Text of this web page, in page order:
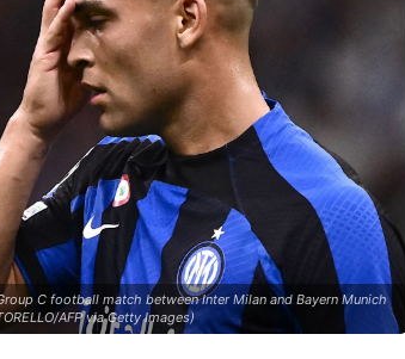
C football match between Inter Milan and Bayern Munich
AFP via Getty Images)